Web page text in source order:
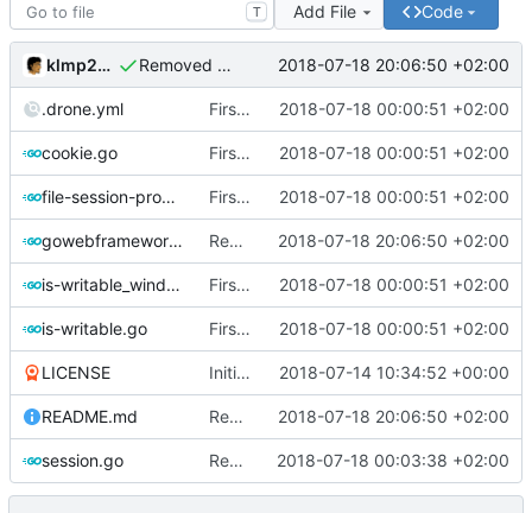
T Add File Code
klmp200 Removed typo 2018-07-18 20:06:50 +02:00
.drone.yml First session system 2018-07-18 00:00:51 +02:00
cookie.go First session system 2018-07-18 00:00:51 +02:00
file-session-provider.go First session system 2018-07-18 00:00:51 +02:00
gowebframework.go Removed typo 2018-07-18 20:06:50 +02:00
is-writable_windows.go First session system 2018-07-18 00:00:51 +02:00
is-writable.go First session system 2018-07-18 00:00:51 +02:00
LICENSE Initial commit 2018-07-14 10:34:52 +00:00
README.md Removed typo 2018-07-18 20:06:50 +02:00
session.go Removed silly print 2018-07-18 00:03:38 +02:00